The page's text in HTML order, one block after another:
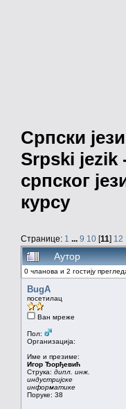
Српски
Srpski jezik
српског
курсу
Странице: 1 ... 9 10 [11] 12
Аутор
0 чланова и 2 гостију
BugA
посетилац
Ван мреже
Пол:
Организација:
Име и презиме:
Игор Ђорђевић
Струка: дипл. инж.
индустријске
информатике
Поруке: 38